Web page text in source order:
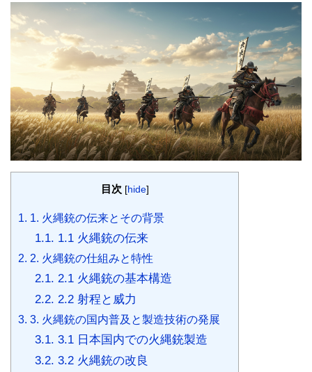
b
e
s
g
e
A
p
p
s
n
g
e
r
t
t
l
目次 [hide]
1. 1. 火縄銃の伝来とその背景
1.1. 1.1 火縄銃の伝来
2. 2. 火縄銃の仕組みと特性
2.1. 2.1 火縄銃の基本構造
2.2. 2.2 射程と威力
3. 3. 火縄銃の国内普及と製造技術の発展
3.1. 3.1 日本国内での火縄銃製造
3.2. 3.2 火縄銃の改良